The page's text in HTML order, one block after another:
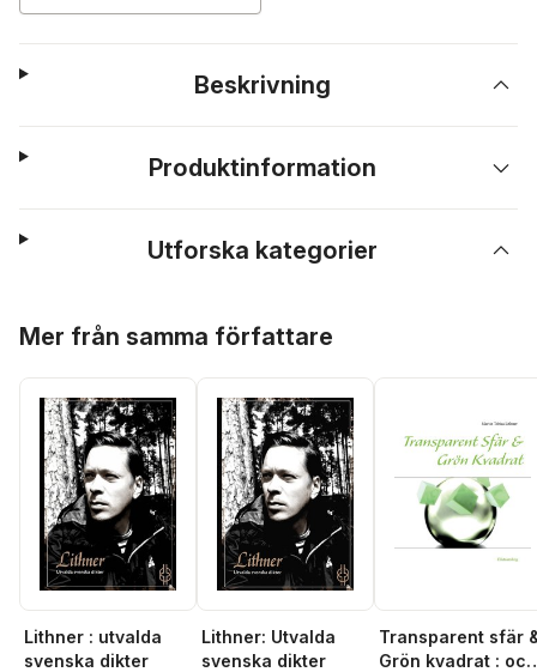
Beskrivning
Produktinformation
Utforska kategorier
Mer från samma författare
Lithner : utvalda
svenska dikter
Lithner: Utvalda
svenska dikter
Transparent sfär
Grön kvadrat : och